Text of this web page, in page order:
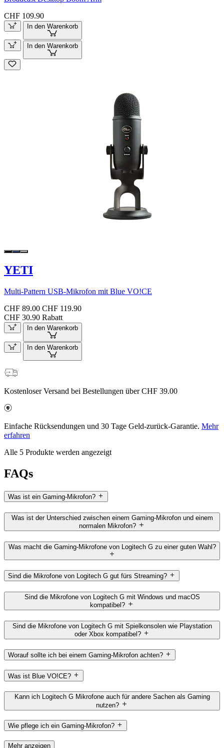
CHF 109.90
In den Warenkorb
In den Warenkorb
YETI
Multi-Pattern USB-Mikrofon mit Blue VO!CE
CHF 89.00 CHF 119.90
CHF 30.90 Rabatt
In den Warenkorb
In den Warenkorb
Kostenloser Versand bei Bestellungen über CHF 39.00
Einfache Rücksendungen und 30 Tage Geld-zurück-Garantie. Mehr
erfahren
Alle 5 Produkte werden angezeigt
FAQs
Was ist ein Gaming-Mikrofon?
Was ist der Unterschied zwischen einem Gaming-Mikrofon und einem
normalen Mikrofon?
Was macht die Gaming-Mikrofone von Logitech G zu einer guten Wahl?
Sind die Mikrofone von Logitech G gut fürs Streaming?
Sind die Mikrofone von Logitech G mit Windows und macOS
kompatibel?
Sind die Mikrofone von Logitech G mit Spielkonsolen wie Playstation
oder Xbox kompatibel?
Worauf sollte ich bei einem Gaming-Mikrofon achten?
Was ist Blue VO!CE?
Kann ich Logitech G Mikrofone auch für andere Sachen als Gaming
nutzen?
Wie pflege ich ein Gaming-Mikrofon?
Mehr anzeigen